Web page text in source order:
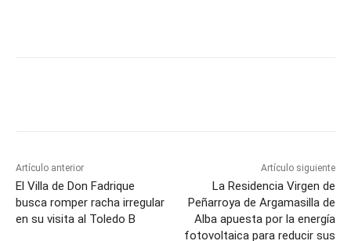
Artículo anterior
El Villa de Don Fadrique
busca romper racha irregular
en su visita al Toledo B
Artículo siguiente
La Residencia Virgen de
Peñarroya de Argamasilla de
Alba apuesta por la energía
fotovoltaica para reducir sus